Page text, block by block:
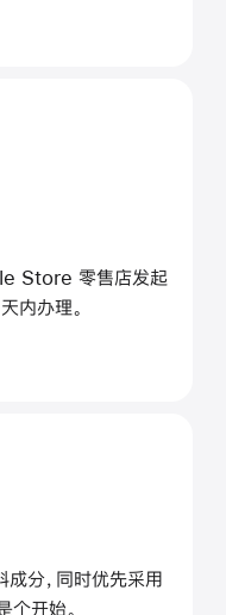
Store 零售店发起
内办理。
分，同时优先采用
个开始。